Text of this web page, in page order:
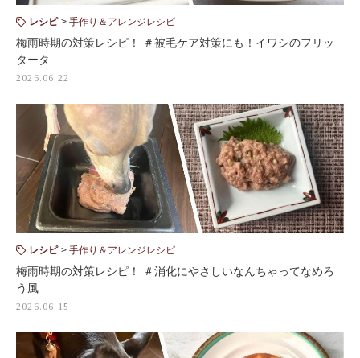
レシピ 手作り＆アレンジレシピ
梅雨時期の対策レシピ！ ＃被毛ケア対策にも！イワシのフリッ
タータ
2026.06.22
レシピ 手作り＆アレンジレシピ
梅雨時期の対策レシピ！ ＃消化にやさしいなんちゃってなめろ
う風
2026.06.15